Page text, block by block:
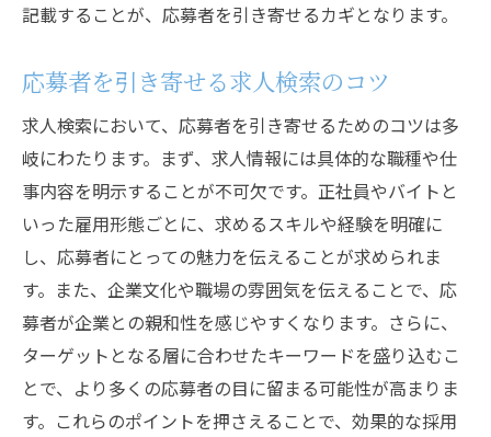
応募者に響く求人情報の最適化戦略
採用活動におけるUXの重要性
応募者目線での求人情報の見直し
求人情報のSEO対策とその効果
応募者の選択を促す求人情報の要素
記載することが、応募者を引き寄せるカギとなります。
応募者を引き寄せる求人検索のコツ
求人検索において、応募者を引き寄せるためのコツは多
岐にわたります。まず、求人情報には具体的な職種や仕
事内容を明示することが不可欠です。正社員やバイトと
いった雇用形態ごとに、求めるスキルや経験を明確に
し、応募者にとっての魅力を伝えることが求められま
す。また、企業文化や職場の雰囲気を伝えることで、応
募者が企業との親和性を感じやすくなります。さらに、
ターゲットとなる層に合わせたキーワードを盛り込むこ
とで、より多くの応募者の目に留まる可能性が高まりま
す。これらのポイントを押さえることで、効果的な採用